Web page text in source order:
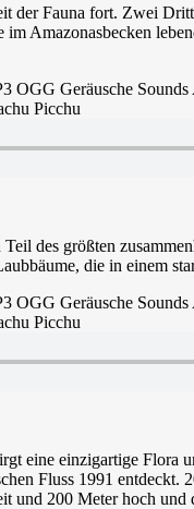
Fauna fort. Zwei
Amazonasbecken
des größten
die in einem
eine einzigartige
Fluss 1991
und 200 Meter hoch und